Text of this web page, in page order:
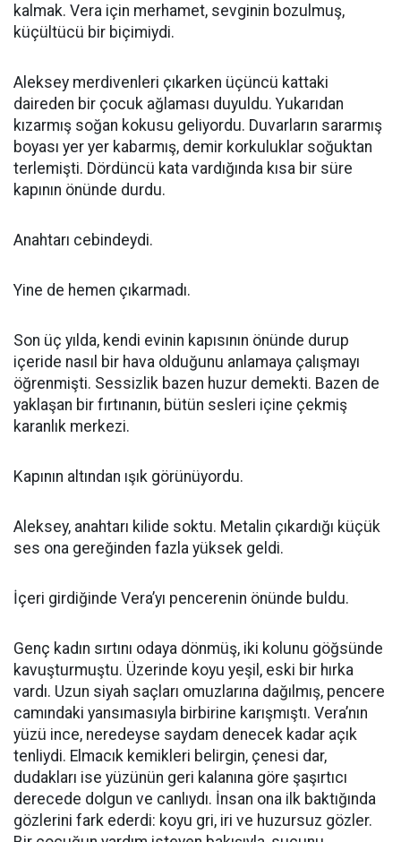
kalmak. Vera için merhamet, sevginin bozulmuş,
küçültücü bir biçimiydi.
Aleksey merdivenleri çıkarken üçüncü kattaki
daireden bir çocuk ağlaması duyuldu. Yukarıdan
kızarmış soğan kokusu geliyordu. Duvarların sararmış
boyası yer yer kabarmış, demir korkuluklar soğuktan
terlemişti. Dördüncü kata vardığında kısa bir süre
kapının önünde durdu.
Anahtarı cebindeydi.
Yine de hemen çıkarmadı.
Son üç yılda, kendi evinin kapısının önünde durup
içeride nasıl bir hava olduğunu anlamaya çalışmayı
öğrenmişti. Sessizlik bazen huzur demekti. Bazen de
yaklaşan bir fırtınanın, bütün sesleri içine çekmiş
karanlık merkezi.
Kapının altından ışık görünüyordu.
Aleksey, anahtarı kilide soktu. Metalin çıkardığı küçük
ses ona gereğinden fazla yüksek geldi.
İçeri girdiğinde Vera’yı pencerenin önünde buldu.
Genç kadın sırtını odaya dönmüş, iki kolunu göğsünde
kavuşturmuştu. Üzerinde koyu yeşil, eski bir hırka
vardı. Uzun siyah saçları omuzlarına dağılmış, pencere
camındaki yansımasıyla birbirine karışmıştı. Vera’nın
yüzü ince, neredeyse saydam denecek kadar açık
tenliydi. Elmacık kemikleri belirgin, çenesi dar,
dudakları ise yüzünün geri kalanına göre şaşırtıcı
derecede dolgun ve canlıydı. İnsan ona ilk baktığında
gözlerini fark ederdi: koyu gri, iri ve huzursuz gözler.